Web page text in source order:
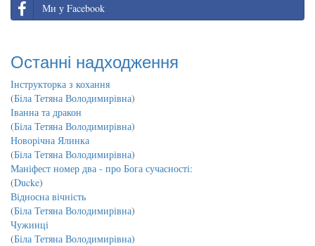
Ми у Facebook
Останні надходження
Інструкторка з кохання
(Біла Тетяна Володимирівна)
Іванна та дракон
(Біла Тетяна Володимирівна)
Новорічна Ялинка
(Біла Тетяна Володимирівна)
Маніфест номер два - про Бога сучасності:
(Ducke)
Відносна вічність
(Біла Тетяна Володимирівна)
Чужинці
(Біла Тетяна Володимирівна)